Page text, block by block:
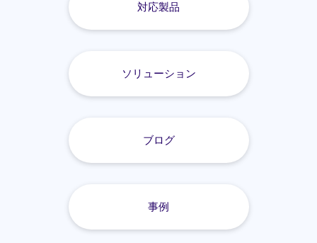
対応製品
ソリューション
ブログ
事例